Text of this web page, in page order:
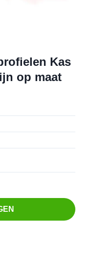
Kas
op maat